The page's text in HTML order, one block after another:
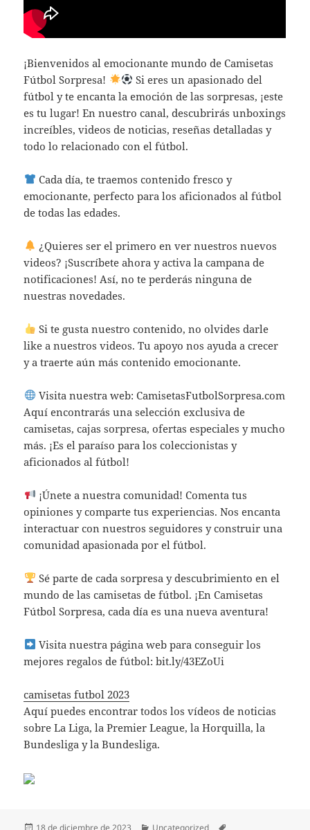
¡Bienvenidos al emocionante mundo de Camisetas
Fútbol Sorpresa!
Si eres un apasionado del
fútbol y te encanta la emoción de las sorpresas, ¡este
es tu lugar! En nuestro canal, descubrirás unboxings
increíbles, videos de noticias, reseñas detalladas y
todo lo relacionado con el fútbol.
Cada día, te traemos contenido fresco y
emocionante, perfecto para los aficionados al fútbol
de todas las edades.
¿Quieres ser el primero en ver nuestros nuevos
videos? ¡Suscríbete ahora y activa la campana de
notificaciones! Así, no te perderás ninguna de
nuestras novedades.
Si te gusta nuestro contenido, no olvides darle
like a nuestros videos. Tu apoyo nos ayuda a crecer
y a traerte aún más contenido emocionante.
Visita nuestra web: CamisetasFutbolSorpresa.com
Aquí encontrarás una selección exclusiva de
camisetas, cajas sorpresa, ofertas especiales y mucho
más. ¡Es el paraíso para los coleccionistas y
aficionados al fútbol!
¡Únete a nuestra comunidad! Comenta tus
opiniones y comparte tus experiencias. Nos encanta
interactuar con nuestros seguidores y construir una
comunidad apasionada por el fútbol.
Sé parte de cada sorpresa y descubrimiento en el
mundo de las camisetas de fútbol. ¡En Camisetas
Fútbol Sorpresa, cada día es una nueva aventura!
Visita nuestra página web para conseguir los
mejores regalos de fútbol: bit.ly/43EZoUi
camisetas futbol 2023
Aquí puedes encontrar todos los vídeos de noticias
sobre La Liga, la Premier League, la Horquilla, la
Bundesliga y la Bundesliga.
Publicado
18 de diciembre de 2023 Categorías
Uncategorized